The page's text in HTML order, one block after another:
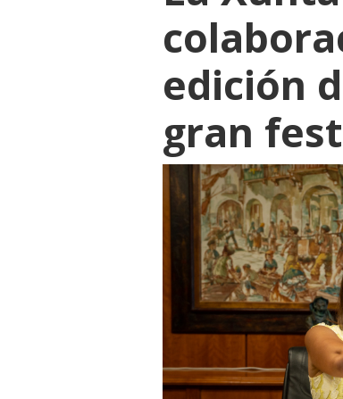
edición
gran